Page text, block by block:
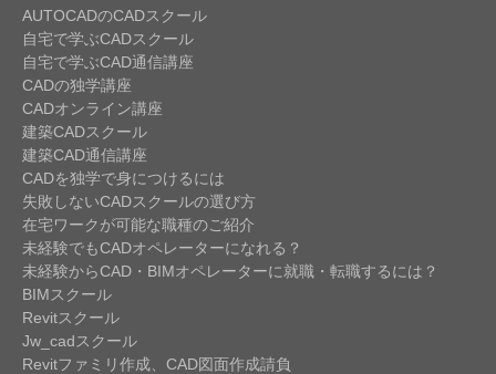
AUTOCADのCADスクール
自宅で学ぶCADスクール
自宅で学ぶCAD通信講座
CADの独学講座
CADオンライン講座
建築CADスクール
建築CAD通信講座
CADを独学で身につけるには
失敗しないCADスクールの選び方
在宅ワークが可能な職種のご紹介
未経験でもCADオペレーターになれる？
未経験からCAD・BIMオペレーターに就職・転職するには？
BIMスクール
Revitスクール
Jw_cadスクール
Revitファミリ作成、CAD図面作成請負